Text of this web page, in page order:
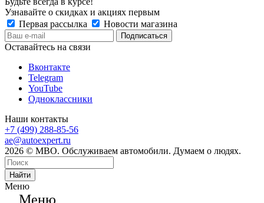
Узнавайте о скидках и акциях первым
Первая рассылка
Новости магазина
Оставайтесь на связи
Вконтакте
Telegram
YouTube
Одноклассники
Наши контакты
+7 (499) 288-85-56
ae@autoexpert.ru
2026 © МВО. Обслуживаем автомобили. Думаем о людях.
Найти
Меню
Меню